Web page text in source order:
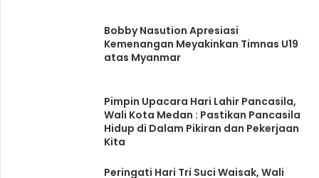
Bobby Nasution Apresiasi
Kemenangan Meyakinkan Timnas U19
atas Myanmar
Pimpin Upacara Hari Lahir Pancasila,
Wali Kota Medan : Pastikan Pancasila
Hidup di Dalam Pikiran dan Pekerjaan
Kita
Peringati Hari Tri Suci Waisak, Wali